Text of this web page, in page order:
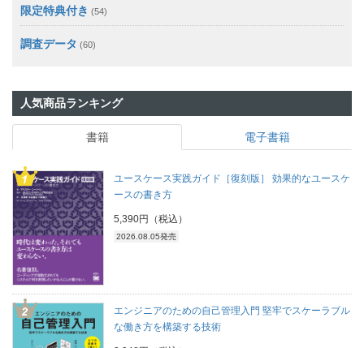
限定特典付き (54)
調査データ (60)
人気商品ランキング
書籍 電子書籍
ユースケース実践ガイド［復刻版］ 効果的なユースケ
ースの書き方
5,390円（税込）
2026.08.05発売
エンジニアのための自己管理入門 堅牢でスケーラブル
な働き方を構築する技術